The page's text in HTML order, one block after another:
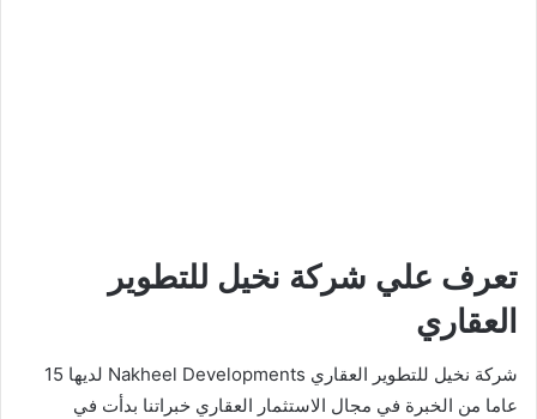
تعرف علي شركة نخيل للتطوير
العقاري
شركة نخيل للتطوير العقاري Nakheel Developments لديها 15
عاما من الخبرة في مجال الاستثمار العقاري خبراتنا بدأت في